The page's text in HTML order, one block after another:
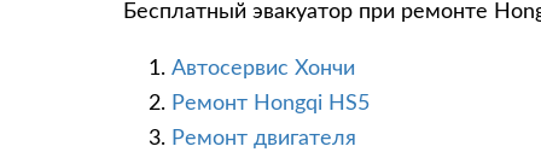
Бесплатный эвакуатор при ремонте
Автосервис Хончи
Ремонт Hongqi HS5
Ремонт двигателя